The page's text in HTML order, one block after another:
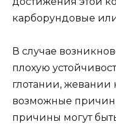
карборундовые
В случае
плохую
глотании,
возможные
причины могут